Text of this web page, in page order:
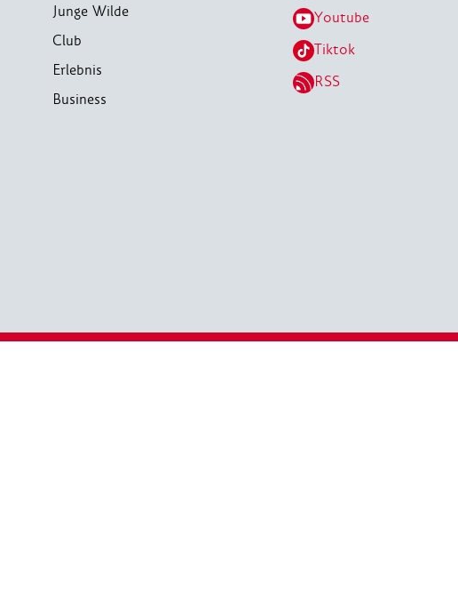
Junge Wilde
Club
Erlebnis
Business
Youtube
Tiktok
RSS